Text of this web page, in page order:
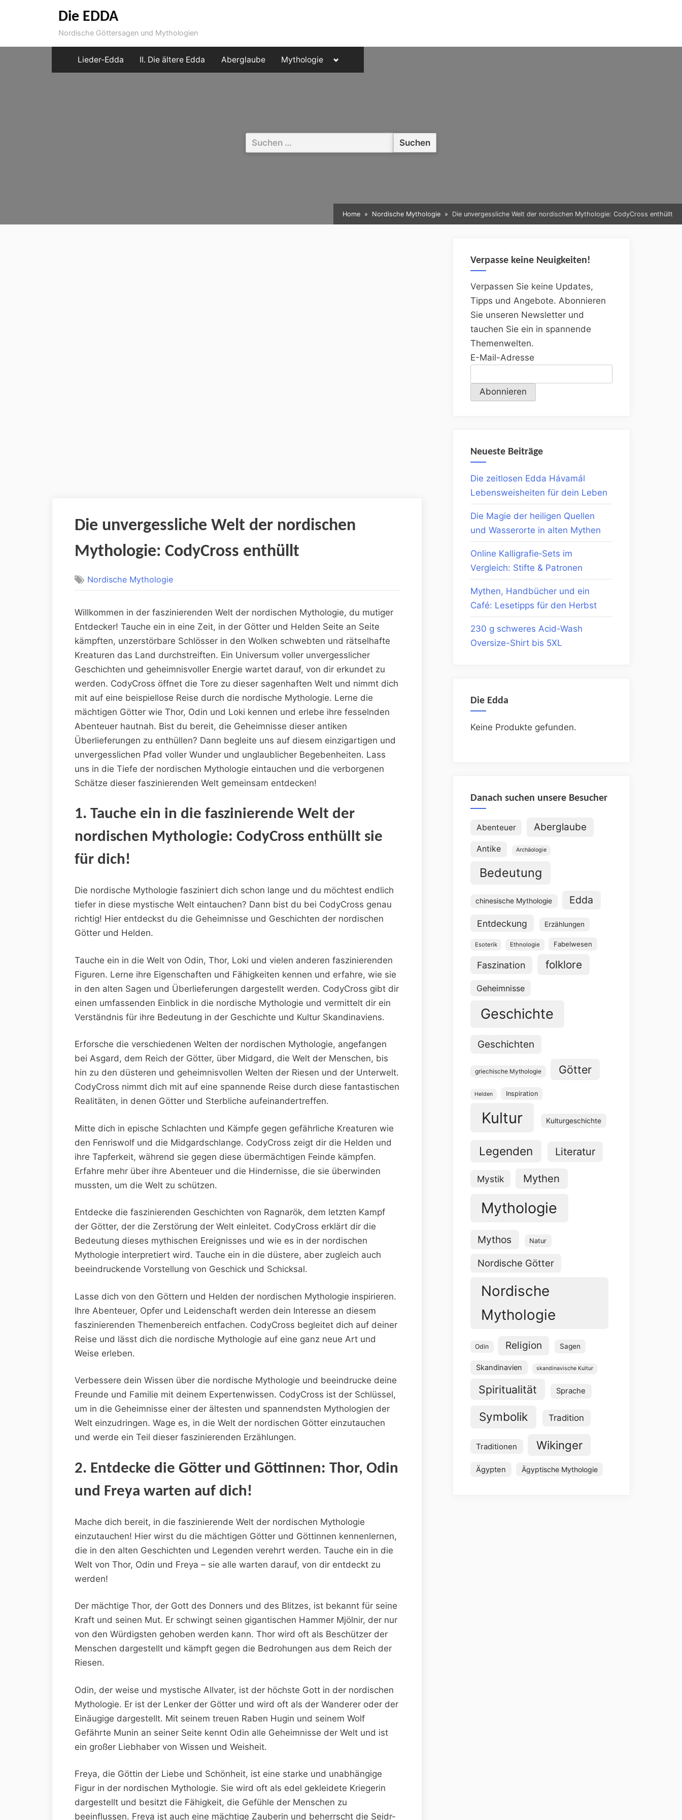
Die EDDA
Nordische Göttersagen und Mythologien
Lieder-Edda II. Die ältere Edda Aberglaube Mythologie
Toggle
menu
Suchen
nach:
Home Nordische Mythologie Die unvergessliche Welt der nordischen Mythologie: CodyCross enthüllt
Die unvergessliche Welt der nordischen
Mythologie: CodyCross enthüllt
Nordische Mythologie
Willkommen in der faszinierenden Welt der nordischen Mythologie, du mutiger
Entdecker! Tauche ein in eine Zeit, in der Götter und Helden Seite an Seite
kämpften, unzerstörbare Schlösser in den Wolken schwebten und rätselhafte
Kreaturen das Land durchstreiften. Ein Universum voller unvergesslicher
Geschichten und geheimnisvoller Energie wartet darauf, von dir erkundet zu
werden. CodyCross öffnet die Tore zu dieser sagenhaften Welt und nimmt dich
mit auf eine beispiellose Reise durch die nordische Mythologie. Lerne die
mächtigen Götter wie Thor, Odin und Loki kennen und erlebe ihre fesselnden
Abenteuer hautnah. Bist du bereit, die Geheimnisse dieser antiken
Überlieferungen zu enthüllen? Dann begleite uns auf diesem einzigartigen und
unvergesslichen Pfad voller Wunder und unglaublicher Begebenheiten. Lass
uns in die Tiefe der nordischen Mythologie eintauchen und die verborgenen
Schätze dieser faszinierenden Welt gemeinsam entdecken!
1. Tauche ein in die faszinierende Welt der
nordischen Mythologie: CodyCross enthüllt sie
für dich!
Die nordische Mythologie fasziniert dich schon lange und du möchtest endlich
tiefer in diese mystische Welt eintauchen? Dann bist du bei CodyCross genau
richtig! Hier entdeckst du die Geheimnisse und Geschichten der nordischen
Götter und Helden.
Tauche ein in die Welt von Odin, Thor, Loki und vielen anderen faszinierenden
Figuren. Lerne ihre Eigenschaften und Fähigkeiten kennen und erfahre, wie sie
in den alten Sagen und Überlieferungen dargestellt werden. CodyCross gibt dir
einen umfassenden Einblick in die nordische Mythologie und vermittelt dir ein
Verständnis für ihre Bedeutung in der Geschichte und Kultur Skandinaviens.
Erforsche die verschiedenen Welten der nordischen Mythologie, angefangen
bei Asgard, dem Reich der Götter, über Midgard, die Welt der Menschen, bis
hin zu den düsteren und geheimnisvollen Welten der Riesen und der Unterwelt.
CodyCross nimmt dich mit auf eine spannende Reise durch diese fantastischen
Realitäten, in denen Götter und Sterbliche aufeinandertreffen.
Mitte dich in epische Schlachten und Kämpfe gegen gefährliche Kreaturen wie
den Fenriswolf und die Midgardschlange. CodyCross zeigt dir die Helden und
ihre Tapferkeit, während sie gegen diese übermächtigen Feinde kämpfen.
Erfahre mehr über ihre Abenteuer und die Hindernisse, die sie überwinden
mussten, um die Welt zu schützen.
Entdecke die faszinierenden Geschichten von Ragnarök, dem letzten Kampf
der Götter, der die Zerstörung der Welt einleitet. CodyCross erklärt dir die
Bedeutung dieses mythischen Ereignisses und wie es in der nordischen
Mythologie interpretiert wird. Tauche ein in die düstere, aber zugleich auch
beeindruckende Vorstellung von Geschick und Schicksal.
Lasse dich von den Göttern und Helden der nordischen Mythologie inspirieren.
Ihre Abenteuer, Opfer und Leidenschaft werden dein Interesse an diesem
faszinierenden Themenbereich entfachen. CodyCross begleitet dich auf deiner
Reise und lässt dich die nordische Mythologie auf eine ganz neue Art und
Weise erleben.
Verbessere dein Wissen über die nordische Mythologie und beeindrucke deine
Freunde und Familie mit deinem Expertenwissen. CodyCross ist der Schlüssel,
um in die Geheimnisse einer der ältesten und spannendsten Mythologien der
Welt einzudringen. Wage es, in die Welt der nordischen Götter einzutauchen
und werde ein Teil dieser faszinierenden Erzählungen.
2. Entdecke die Götter und Göttinnen: Thor, Odin
und Freya warten auf dich!
Mache dich bereit, in die faszinierende Welt der nordischen Mythologie
einzutauchen! Hier wirst du die mächtigen Götter und Göttinnen kennenlernen,
die in den alten Geschichten und Legenden verehrt werden. Tauche ein in die
Welt von Thor, Odin und Freya – sie alle warten darauf, von dir entdeckt zu
werden!
Der mächtige Thor, der Gott des Donners und des Blitzes, ist bekannt für seine
Kraft und seinen Mut. Er schwingt seinen gigantischen Hammer Mjölnir, der nur
von den Würdigsten gehoben werden kann. Thor wird oft als Beschützer der
Menschen dargestellt und kämpft gegen die Bedrohungen aus dem Reich der
Riesen.
Odin, der weise und mystische Allvater, ist der höchste Gott in der nordischen
Mythologie. Er ist der Lenker der Götter und wird oft als der Wanderer oder der
Einäugige dargestellt. Mit seinem treuen Raben Hugin und seinem Wolf
Gefährte Munin an seiner Seite kennt Odin alle Geheimnisse der Welt und ist
ein großer Liebhaber von Wissen und Weisheit.
Freya, die Göttin der Liebe und Schönheit, ist eine starke und unabhängige
Figur in der nordischen Mythologie. Sie wird oft als edel gekleidete Kriegerin
dargestellt und besitzt die Fähigkeit, die Gefühle der Menschen zu
beeinflussen. Freya ist auch eine mächtige Zauberin und beherrscht die Seidr-
Verpasse keine Neuigkeiten!
Verpassen Sie keine Updates,
Tipps und Angebote. Abonnieren
Sie unseren Newsletter und
tauchen Sie ein in spannende
Themenwelten.
E-Mail-Adresse
Neueste Beiträge
Die zeitlosen Edda Hávamál
Lebensweisheiten für dein Leben
Die Magie der heiligen Quellen
und Wasserorte in alten Mythen
Online Kalligrafie‑Sets im
Vergleich: Stifte & Patronen
Mythen, Handbücher und ein
Café: Lesetipps für den Herbst
230 g schweres Acid-Wash
Oversize-Shirt bis 5XL
Die Edda
Keine Produkte gefunden.
Danach suchen unsere Besucher
Abenteuer Aberglaube
Antike Archäologie
Bedeutung
chinesische Mythologie Edda
Entdeckung Erzählungen
Esoterik Ethnologie Fabelwesen
Faszination folklore
Geheimnisse
Geschichte
Geschichten
griechische Mythologie Götter
Helden Inspiration
Kultur Kulturgeschichte
Legenden Literatur
Mystik Mythen
Mythologie
Mythos Natur
Nordische Götter
Nordische
Mythologie
Odin Religion Sagen
Skandinavien skandinavische Kultur
Spiritualität Sprache
Symbolik Tradition
Traditionen Wikinger
Ägypten Ägyptische Mythologie